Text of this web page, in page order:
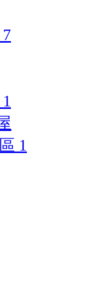
7
1
1